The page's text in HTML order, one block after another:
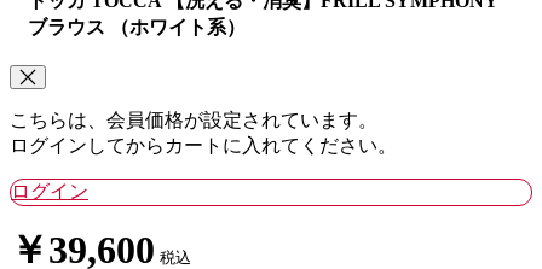
ブラウス （ホワイト系）
こちらは、会員価格が設定されています。
ログインしてからカートに入れてください。
ログイン
￥39,600 税込